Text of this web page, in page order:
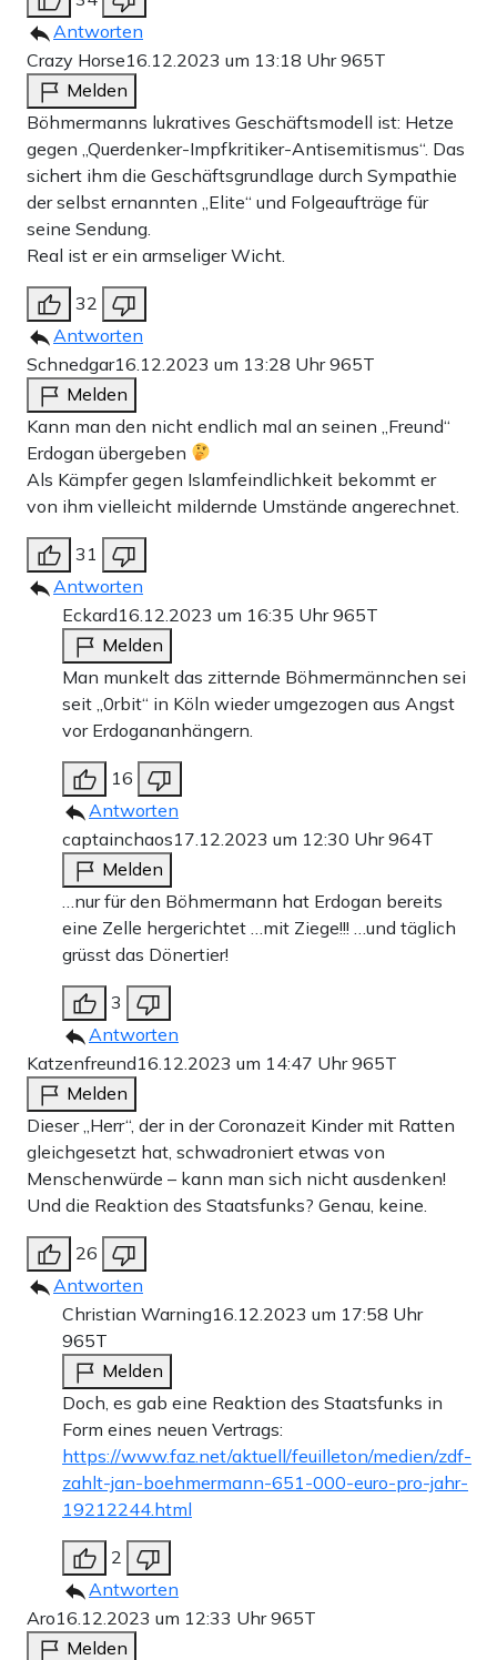
Antworten
Crazy Horse16.12.2023 um 13:18 Uhr965T
Melden
Böhmermanns lukratives Geschäftsmodell ist: Hetze
gegen „Querdenker-Impfkritiker-Antisemitismus“. Das
sichert ihm die Geschäftsgrundlage durch Sympathie
der selbst ernannten „Elite“ und Folgeaufträge für
seine Sendung.
Real ist er ein armseliger Wicht.
32
Antworten
Schnedgar16.12.2023 um 13:28 Uhr965T
Melden
Kann man den nicht endlich mal an seinen „Freund“
Erdogan übergeben
Als Kämpfer gegen Islamfeindlichkeit bekommt er
von ihm vielleicht mildernde Umstände angerechnet.
31
Antworten
Eckard16.12.2023 um 16:35 Uhr965T
Melden
Man munkelt das zitternde Böhmermännchen sei
seit „0rbit“ in Köln wieder umgezogen aus Angst
vor Erdogananhängern.
16
Antworten
captainchaos17.12.2023 um 12:30 Uhr964T
Melden
…nur für den Böhmermann hat Erdogan bereits
eine Zelle hergerichtet …mit Ziege!!! …und täglich
grüsst das Dönertier!
3
Antworten
Katzenfreund16.12.2023 um 14:47 Uhr965T
Melden
Dieser „Herr“, der in der Coronazeit Kinder mit Ratten
gleichgesetzt hat, schwadroniert etwas von
Menschenwürde – kann man sich nicht ausdenken!
Und die Reaktion des Staatsfunks? Genau, keine.
26
Antworten
Christian Warning16.12.2023 um 17:58 Uhr
965T
Melden
Doch, es gab eine Reaktion des Staatsfunks in
Form eines neuen Vertrags:
https://www.faz.net/aktuell/feuilleton/medien/zdf-
zahlt-jan-boehmermann-651-000-euro-pro-jahr-
19212244.html
2
Antworten
Aro16.12.2023 um 12:33 Uhr965T
Melden